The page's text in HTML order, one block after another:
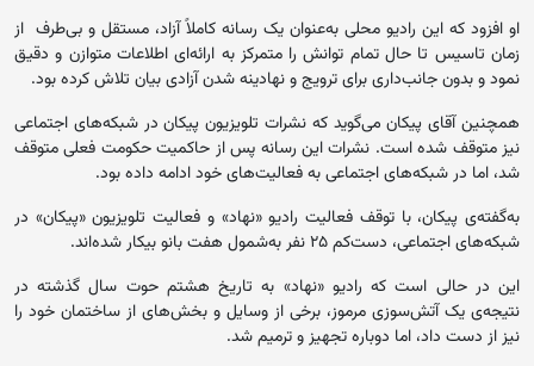
او افزود که این رادیو محلی به‌عنوان یک رسانه کاملاً آزاد، مستقل و بی‌طرف از
زمان تاسیس تا حال تمام توانش را متمرکز به ارائه‌ای اطلاعات متوازن و دقیق
نمود و بدون جانب‌داری برای ترویج و نهادینه شدن آزادی بیان تلاش کرده بود.
همچنین آقای پیکان می‌گوید که نشرات تلویزیون پیکان در شبکه‌های اجتماعی
نیز متوقف شده است. نشرات این رسانه پس از حاکمیت حکومت فعلی متوقف
شد، اما در شبکه‌های اجتماعی به فعالیت‌های خود ادامه داده بود.
به‌گفته‌‌ی پیکان، با توقف فعالیت رادیو «نهاد» و فعالیت تلویزیون «پیکان» در
شبکه‌های اجتماعی، دست‌کم ۲۵ نفر به‌شمول هفت بانو بیکار شده‌اند.
این در حالی است که رادیو «نهاد» به تاریخ هشتم حوت سال گذشته در
نتیجه‌ی یک آتش‌سوزی مرموز، برخی از وسایل و بخش‌های از ساختمان خود را
نیز از دست داد، اما دوباره تجهیز و ترمیم شد.